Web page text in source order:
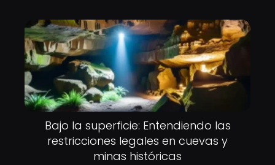
Bajo la superficie: Entendiendo las
restricciones legales en cuevas y
minas históricas